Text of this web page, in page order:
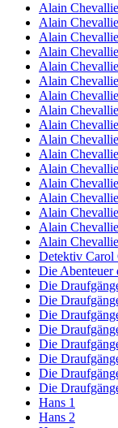
Alain
Alain
Alain
Alain
Alain
Alain
Alain
Alain
Alain
Alain
Alain
Alain
Alain
Alain
Alain
Alain
Alain
Detektiv Carol
Die Abenteuer
Die
Die
Die
Die
Die
Die
Die
Die
Hans 1
Hans 2